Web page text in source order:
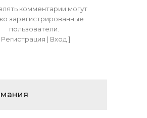
комментарии могут
зарегистрированные
пользователи.
Регистрация | Вход]